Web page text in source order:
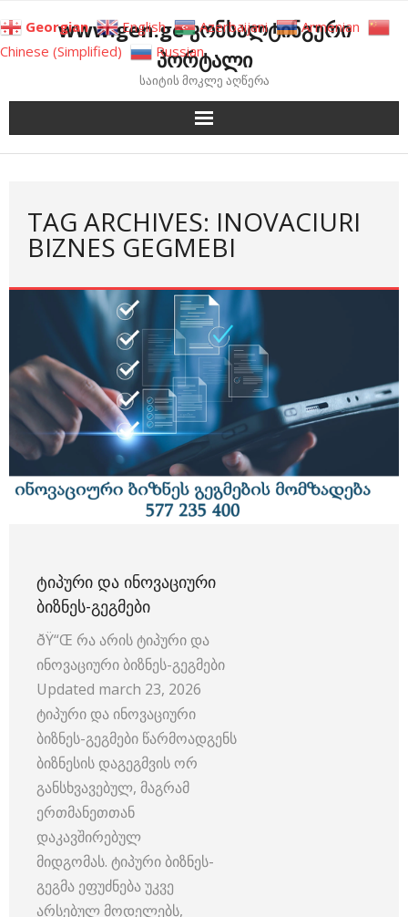
to
content
www.gen.ge კონსალტინგური
პორტალი
საიტის მოკლე აღწერა
TAG ARCHIVES: INOVACIURI
BIZNES GEGMEBI
ᲢᲘᲞᲣᲠᲘ ᲓᲐ ᲘᲜᲝᲕᲐᲪᲘᲣᲠᲘ
ᲑᲘᲖᲜᲔᲡ-ᲒᲔᲒᲛᲔᲑᲘ
ðŸ“Œ რა არის ტიპური და
ინოვაციური ბიზნეს-გეგმები
Updated march 23, 2026
ტიპური და ინოვაციური
ბიზნეს-გეგმები წარმოადგენს
ბიზნესის დაგეგმვის ორ
განსხვავებულ, მაგრამ
ერთმანეთთან
დაკავშირებულ
მიდგომას. ტიპური ბიზნეს-
გეგმა ეფუძნება უკვე
არსებულ მოდელებს,
Georgian English Azerbaijani
Armenian
Chinese (Simplified)
Russian